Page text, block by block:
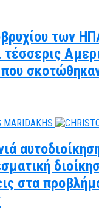
των
τέσσερις
στα